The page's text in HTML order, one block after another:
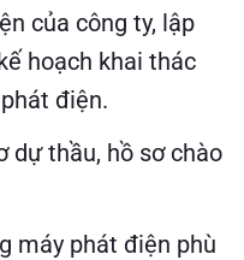
của công ty, lập
hoạch khai thác
điện.
dự thầu, hồ sơ chào
máy phát điện phù